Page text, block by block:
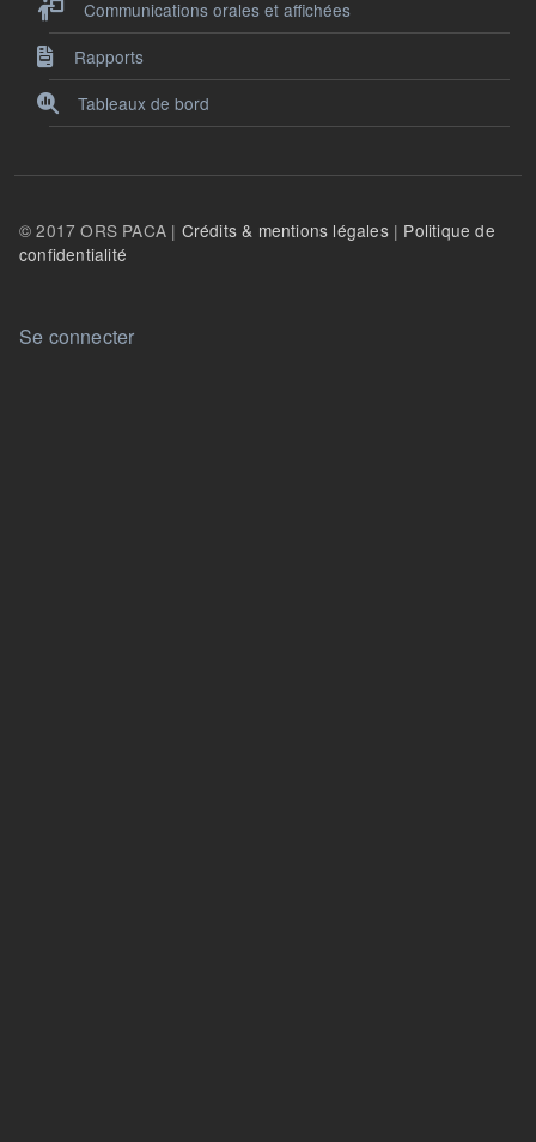
Communications orales et affichées
Rapports
Tableaux de bord
© 2017 ORS PACA | Crédits & mentions légales| Politique de
confidentialité
User account menu
Se connecter